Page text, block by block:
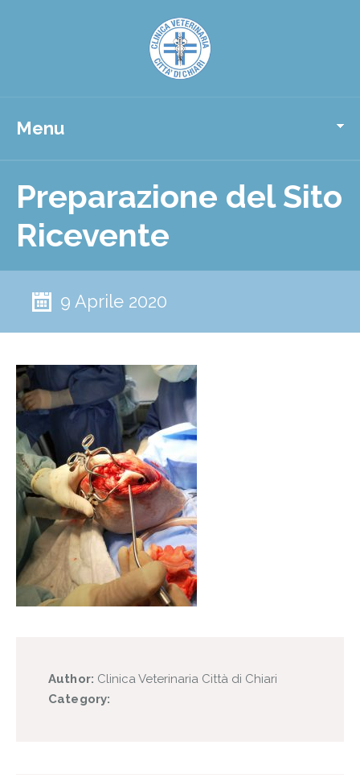
Menu
Preparazione del Sito
Ricevente
9 Aprile 2020
Author: Clinica Veterinaria Città di Chiari
Category: